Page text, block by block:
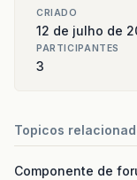
CRIADO
12 de julho de
PARTICIPANTES
3
Topicos
Componente de